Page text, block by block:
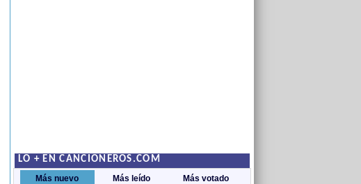
LO + EN CANCIONEROS.COM
Más nuevo Más leído Más votado